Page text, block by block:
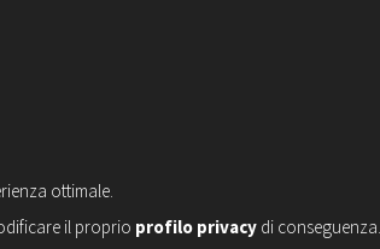
Privacy notice–Privacy Apps-Impostazioni sulla
ottimale.
il proprio profilo privacy di conseguenza.